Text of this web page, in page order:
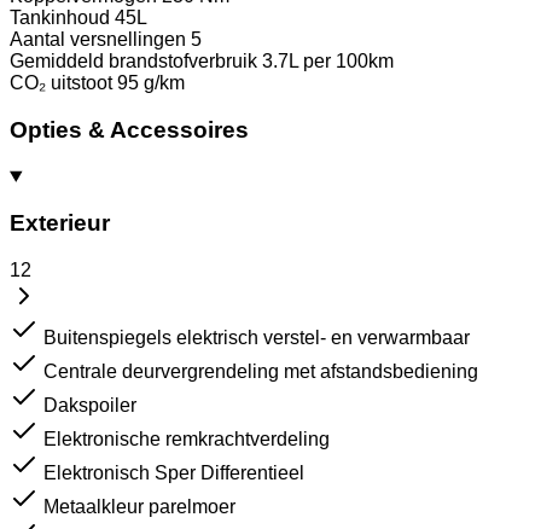
Tankinhoud 45L
Aantal versnellingen 5
Gemiddeld brandstofverbruik 3.7L per 100km
CO₂ uitstoot 95 g/km
Opties & Accessoires
Exterieur
12
Buitenspiegels elektrisch verstel- en verwarmbaar
Centrale deurvergrendeling met afstandsbediening
Dakspoiler
Elektronische remkrachtverdeling
Elektronisch Sper Differentieel
Metaalkleur parelmoer